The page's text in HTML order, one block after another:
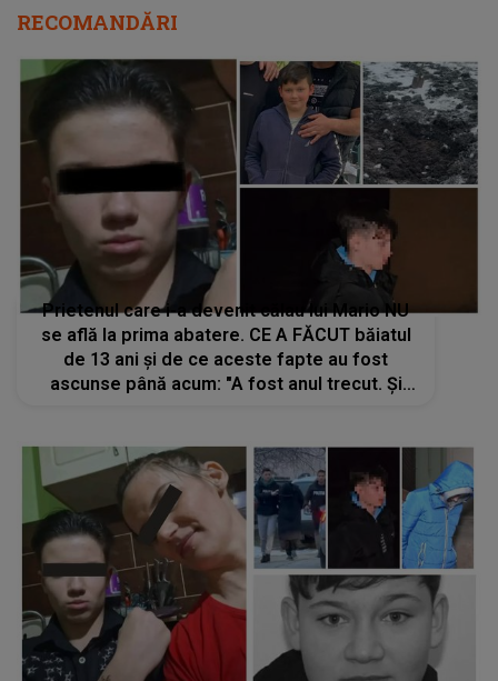
Prietenul care i-a devenit călau lui Mario NU
se află la prima abatere. CE A FĂCUT băiatul
de 13 ani și de ce aceste fapte au fost
ascunse până acum: "A fost anul trecut. Şi
această crimă tot în baza substanțelor
interzise..."
CE S-A ÎNTÂMPLAT la scurt timp după
înmormântarea lui Mario Alin Berinde a șocat
o țară întreagă! Tinerii care le-au vândut
substanțe interzise minorilor care au comis
crima odioasă au fost reținuți de DIICOT
Timișoara